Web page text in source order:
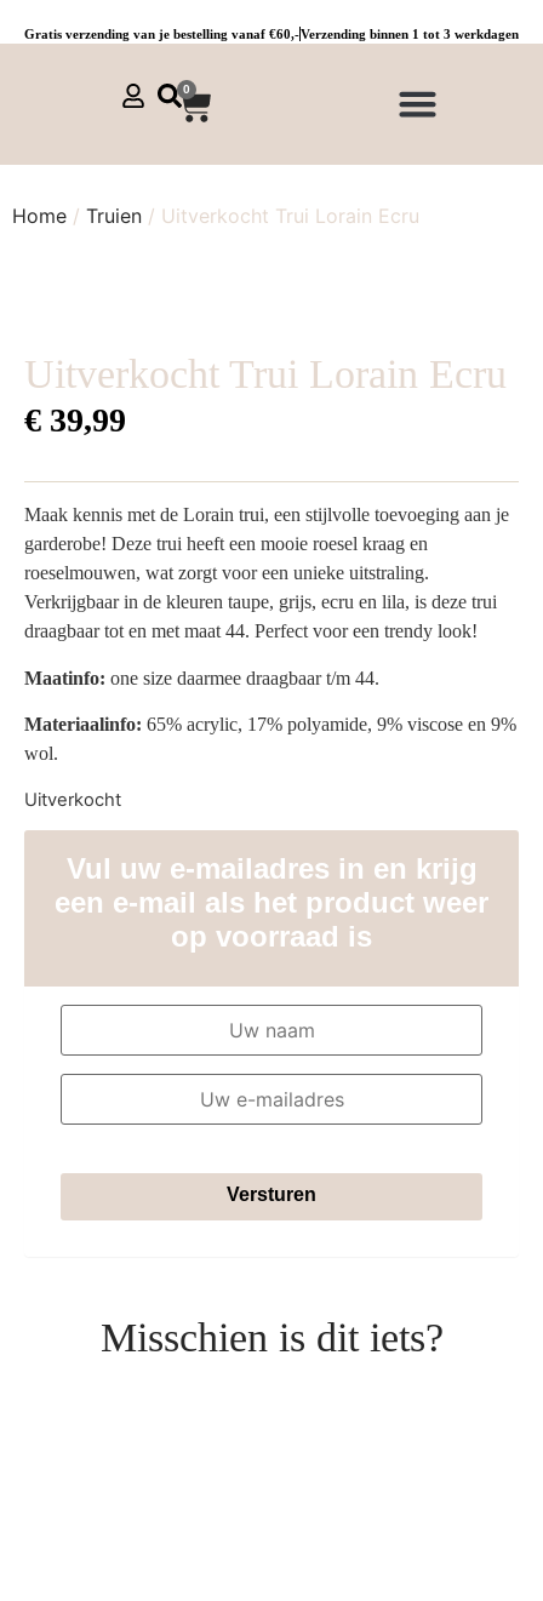
Gratis verzending van je bestelling vanaf €60,-Verzending binnen 1 tot 3 werkdagen
0
Home / Truien / Uitverkocht Trui Lorain Ecru
Uitverkocht Trui Lorain Ecru
€ 39,99
Maak kennis met de Lorain trui, een stijlvolle toevoeging aan je
garderobe! Deze trui heeft een mooie roesel kraag en
roeselmouwen, wat zorgt voor een unieke uitstraling.
Verkrijgbaar in de kleuren taupe, grijs, ecru en lila, is deze trui
draagbaar tot en met maat 44. Perfect voor een trendy look!
Maatinfo: one size daarmee draagbaar t/m 44.
Materiaalinfo: 65% acrylic, 17% polyamide, 9% viscose en 9%
wol.
Uitverkocht
Vul uw e-mailadres in en krijg
een e-mail als het product weer
op voorraad is
Versturen
Misschien is dit iets?